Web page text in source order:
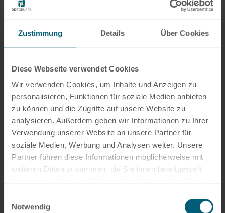
Zustimmung Details Über Cookies
Diese Webseite verwendet Cookies
Wir verwenden Cookies, um Inhalte und Anzeigen zu
personalisieren, Funktionen für soziale Medien anbieten
zu können und die Zugriffe auf unsere Website zu
analysieren. Außerdem geben wir Informationen zu Ihrer
Verwendung unserer Website an unsere Partner für
soziale Medien, Werbung und Analysen weiter. Unsere
Partner führen diese Informationen möglicherweise mit
weiteren Daten zusammen, die Sie ihnen bereitgestellt
Notwendig
+49 69 956809-22
philipp.berkel@hlb-ddp.de